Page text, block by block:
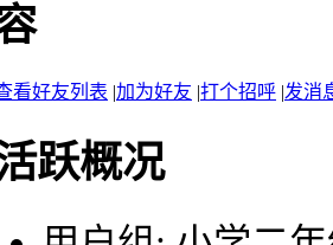
看好友列表 |加为好友 |打个招呼 |发消
跃概况